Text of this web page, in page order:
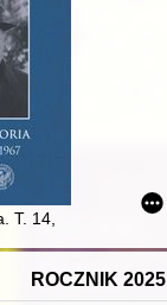
T. 14,
ROCZNIK 2025